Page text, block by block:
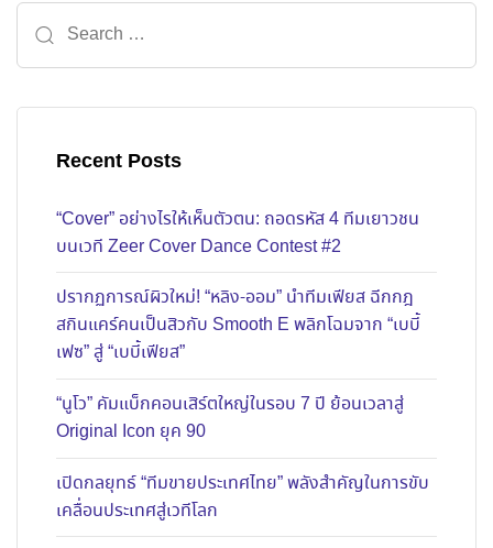
Recent Posts
“Cover” อย่างไรให้เห็นตัวตน: ถอดรหัส 4 ทีมเยาวชน
บนเวที Zeer Cover Dance Contest #2
ปรากฏการณ์ผิวใหม่! “หลิง-ออม” นำทีมเฟียส ฉีกกฎ
สกินแคร์คนเป็นสิวกับ Smooth E พลิกโฉมจาก “เบบี้
เฟซ” สู่ “เบบี้เฟียส”
“นูโว” คัมแบ็กคอนเสิร์ตใหญ่ในรอบ 7 ปี ย้อนเวลาสู่
Original Icon ยุค 90
เปิดกลยุทธ์ “ทีมขายประเทศไทย” พลังสำคัญในการขับ
เคลื่อนประเทศสู่เวทีโลก